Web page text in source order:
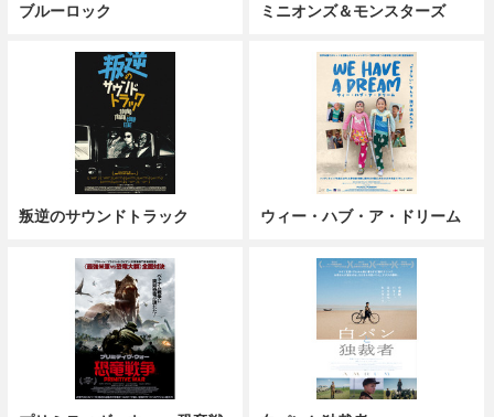
ブルーロック ミニオンズ＆モンスターズ
叛逆のサウンドトラック ウィー・ハブ・ア・ドリーム